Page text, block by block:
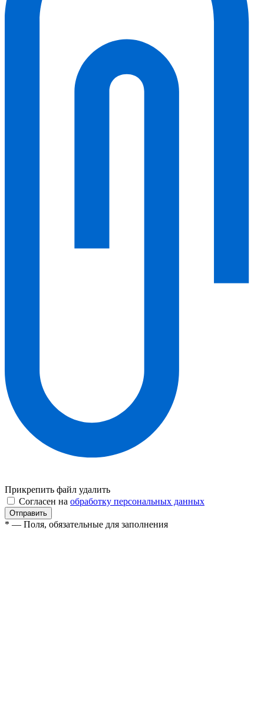
Прикрепить файл удалить
Согласен на обработку персональных данных
* — Поля, обязательные для заполнения